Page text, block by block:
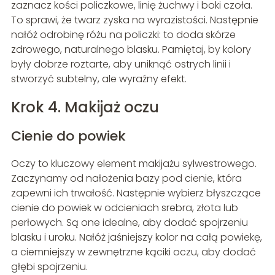
zaznacz kości policzkowe, linię żuchwy i boki czoła.
To sprawi, że twarz zyska na wyrazistości. Następnie
nałóż odrobinę różu na policzki: to doda skórze
zdrowego, naturalnego blasku. Pamiętaj, by kolory
były dobrze roztarte, aby uniknąć ostrych linii i
stworzyć subtelny, ale wyraźny efekt.
Krok 4. Makijaż oczu
Cienie do powiek
Oczy to kluczowy element makijażu sylwestrowego.
Zaczynamy od nałożenia bazy pod cienie, która
zapewni ich trwałość. Następnie wybierz błyszczące
cienie do powiek w odcieniach srebra, złota lub
perłowych. Są one idealne, aby dodać spojrzeniu
blasku i uroku. Nałóż jaśniejszy kolor na całą powiekę,
a ciemniejszy w zewnętrzne kąciki oczu, aby dodać
głębi spojrzeniu.